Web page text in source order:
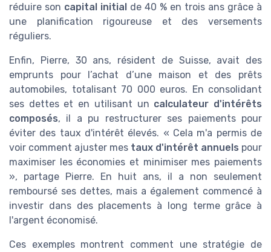
réduire son capital initial de 40 % en trois ans grâce à
une planification rigoureuse et des versements
réguliers.
Enfin, Pierre, 30 ans, résident de Suisse, avait des
emprunts pour l’achat d’une maison et des prêts
automobiles, totalisant 70 000 euros. En consolidant
ses dettes et en utilisant un calculateur d'intérêts
composés, il a pu restructurer ses paiements pour
éviter des taux d'intérêt élevés. « Cela m'a permis de
voir comment ajuster mes taux d'intérêt annuels pour
maximiser les économies et minimiser mes paiements
», partage Pierre. En huit ans, il a non seulement
remboursé ses dettes, mais a également commencé à
investir dans des placements à long terme grâce à
l'argent économisé.
Ces exemples montrent comment une stratégie de